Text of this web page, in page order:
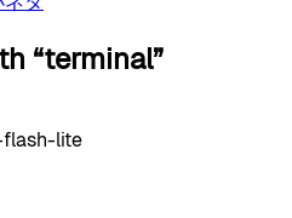
“terminal”
lite